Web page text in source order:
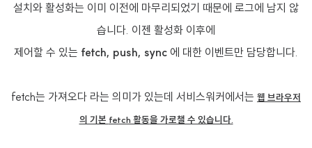
설치와 활성화는 이미 이전에 마무리되었기 때문에 로그에 남지 않
습니다. 이젠 활성화 이후에
제어할 수 있는 fetch, push, sync 에 대한 이벤트만 담당합니다.
fetch는 가져오다 라는 의미가 있는데 서비스워커에서는 웹 브라우저
의 기본 fetch 활동을 가로챌 수 있습니다.